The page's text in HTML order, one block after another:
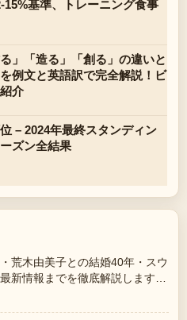
15%基準、トレーニング食事
る」「造る」「創る」の違いと
例文と英語訳で完全解説！ビ
介
– 2024年最終スタンディン
ズン全結果
荒木由美子との結婚40年・スウ
新情報までを徹底解説します
追いやすいです。